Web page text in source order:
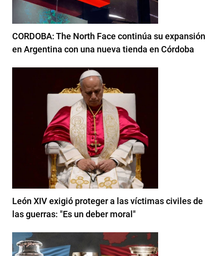
CORDOBA: The North Face continúa su expansión
en Argentina con una nueva tienda en Córdoba
León XIV exigió proteger a las víctimas civiles de
las guerras: "Es un deber moral"